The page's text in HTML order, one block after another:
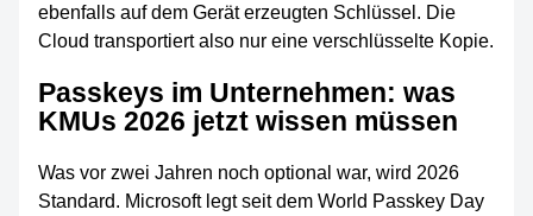
ebenfalls auf dem Gerät erzeugten Schlüssel. Die
Cloud transportiert also nur eine verschlüsselte Kopie.
Passkeys im Unternehmen: was
KMUs 2026 jetzt wissen müssen
Was vor zwei Jahren noch optional war, wird 2026
Standard. Microsoft legt seit dem World Passkey Day